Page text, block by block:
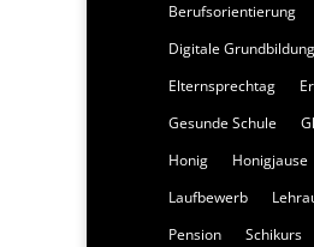
Berufsorientierung
Digitale Grundbildung
Elternsprechtag
Gesunde Schule
Honig
Honigjause
Laufbewerb
Pension
Schikurs